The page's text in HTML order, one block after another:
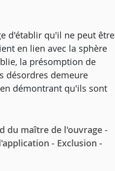
d'établir qu'il ne peut être
en lien avec la sphère
la présomption de
désordres demeure
démontrant qu'ils sont
du maître de l'ouvrage -
- Exclusion -